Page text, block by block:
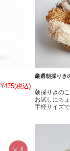
¥475(税込)
厳選朝採りき
朝採りきの
お試しにち
手軽サイズで